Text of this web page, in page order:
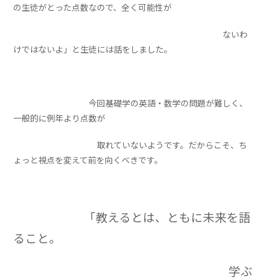
の生徒がとった点数なので、全く可能性が
ないわ
けではないよ」と生徒には話をしました。
今回基礎学の英語・数学の問題が難しく、
一般的に例年より点数が
取れていないようです。だからこそ、ち
ょっと視点を変えて前を向くべきです。
「教えるとは、ともに未来を語
ること。
学ぶ